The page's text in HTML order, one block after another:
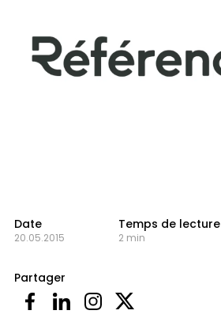
Date
20.05.2015
Temps de lecture
2 min
Partager